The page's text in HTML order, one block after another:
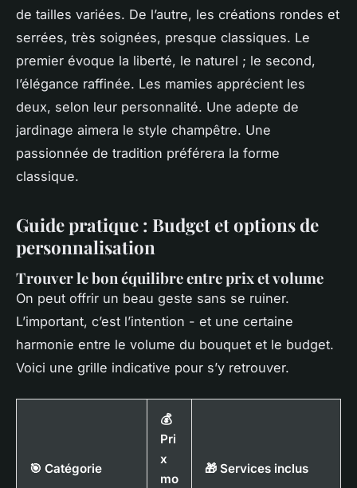
de tailles variées. De l’autre, les créations rondes et
serrées, très soignées, presque classiques. Le
premier évoque la liberté, le naturel ; le second,
l’élégance raffinée. Les mamies apprécient les
deux, selon leur personnalité. Une adepte de
jardinage aimera le style champêtre. Une
passionnée de tradition préférera la forme
classique.
Guide pratique : Budget et options de
personnalisation
Trouver le bon équilibre entre prix et volume
On peut offrir un beau geste sans se ruiner.
L’important, c’est l’intention - et une certaine
harmonie entre le volume du bouquet et le budget.
Voici une grille indicative pour s’y retrouver.
🎯 Catégorie
💰
Pri
x
mo
🎁 Services inclus